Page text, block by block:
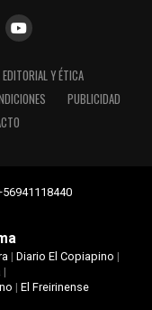
Y ÉTICA
PUBLICIDAD
| Diario El Copiapino |
|
| El Freirinense